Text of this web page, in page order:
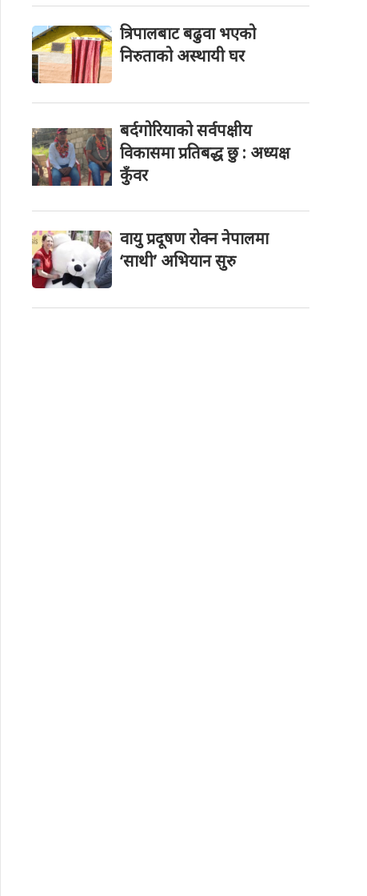
त्रिपालबाट बढुवा भएको
निरुताको अस्थायी घर
बर्दगोरियाको सर्वपक्षीय
विकासमा प्रतिबद्ध छु : अध्यक्ष
कुँवर
वायु प्रदूषण रोक्न नेपालमा
‘साथी’ अभियान सुरु